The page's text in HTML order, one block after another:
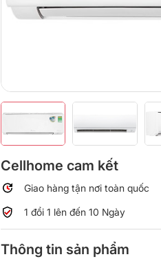
Cellhome cam kết
Giao hàng tận nơi toàn quốc
1 đổi 1 lên đến 10 Ngày
Thông tin sản phẩm